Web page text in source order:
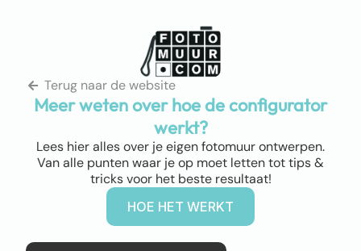
Terug naar de website
Meer weten over hoe de configurator
werkt?
Lees hier alles over je eigen fotomuur ontwerpen.
Van alle punten waar je op moet letten tot tips &
tricks voor het beste resultaat!
HOE HET WERKT